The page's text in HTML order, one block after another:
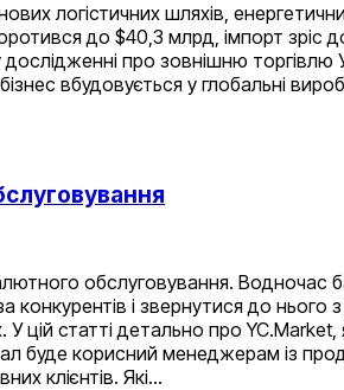
логістичних шляхів,
до $40,3 млрд, імпорт зріс
про зовнішню торгівлю
вбудовується у глобальні
обслуговування.
конкурентів і звернутися до нього
статті детально про YC.Market,
буде корисний менеджерам із
клієнтів. Які…